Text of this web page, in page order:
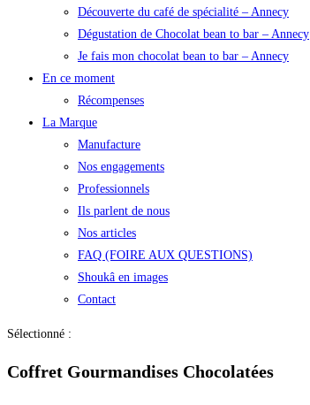
Découverte du café de spécialité – Annecy
Dégustation de Chocolat bean to bar – Annecy
Je fais mon chocolat bean to bar – Annecy
En ce moment
Récompenses
La Marque
Manufacture
Nos engagements
Professionnels
Ils parlent de nous
Nos articles
FAQ (FOIRE AUX QUESTIONS)
Shoukâ en images
Contact
Sélectionné :
Coffret Gourmandises Chocolatées